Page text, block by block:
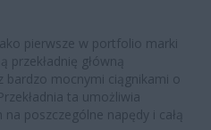
pierwsze w portfolio marki
główną
mocnymi ciągnikami o
ta umożliwia
poszczególne napędy i całą